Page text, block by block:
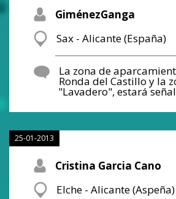
GiménezGanga
Sax - Alicante (España)
La zona de
Ronda del Castillo y la
"Lavadero", estará
25-01-2013
Cristina Garcia Cano
Elche - Alicante (Aspeña)